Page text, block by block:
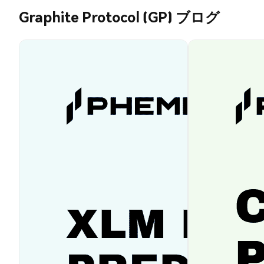
Graphite Protocol (GP) ブログ